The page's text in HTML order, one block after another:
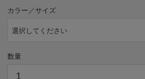
カラー／サイズ
選択してください
数量